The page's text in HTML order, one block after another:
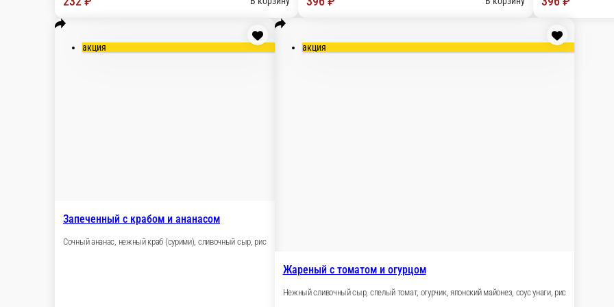
В корзину 396 ₽
Запеченный с крабом и ананасом
Жареный с томатом и огурцом